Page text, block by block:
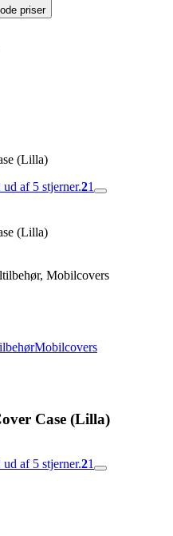
priser
(Lilla)
af 5 stjerner.21
(Lilla)
Mobilcovers
Mobilcovers
Case (Lilla)
af 5 stjerner.21